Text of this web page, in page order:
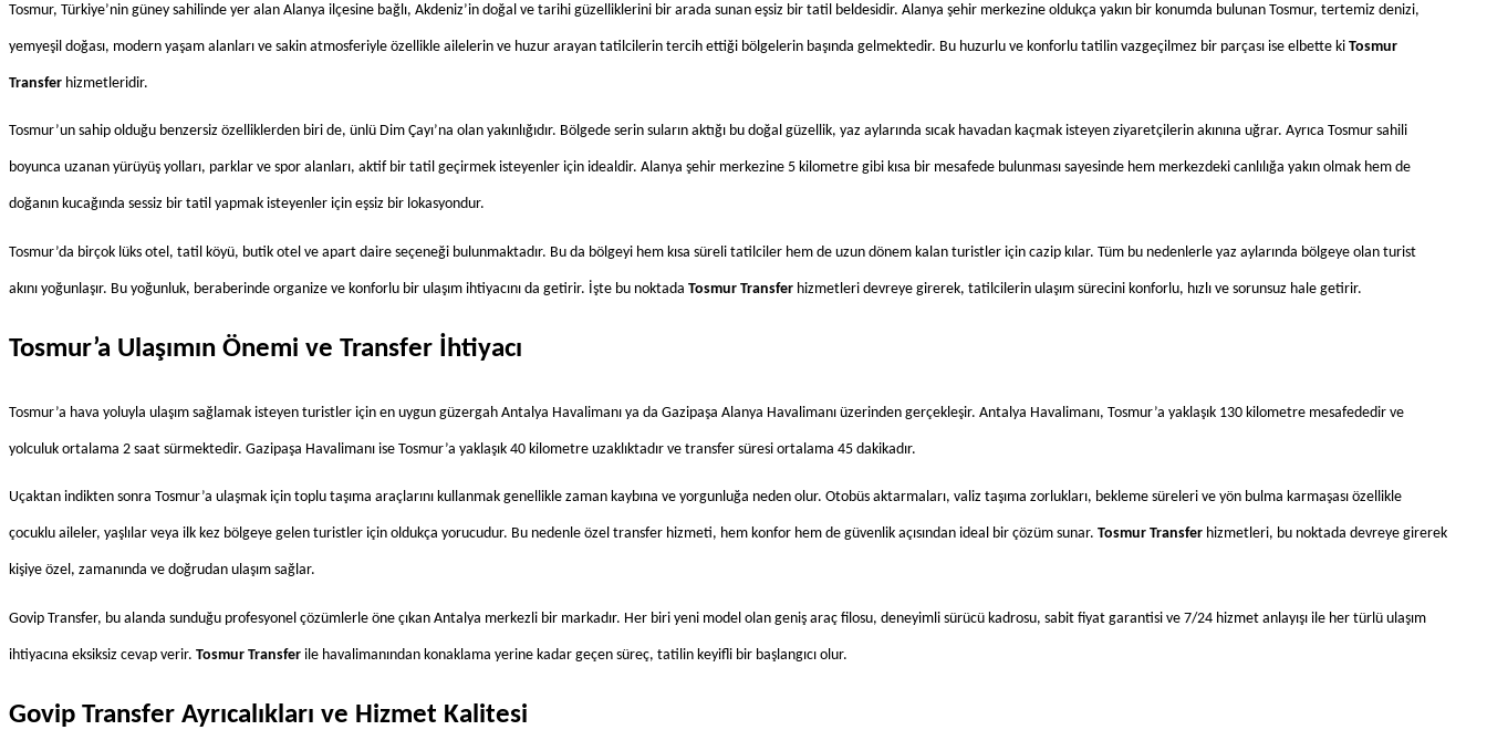
Tosmur, Türkiye’nin güney sahilinde yer alan Alanya ilçesine bağlı, Akdeniz’in doğal ve tarihi güzelliklerini bir arada sunan eşsiz bir tatil beldesidir. Alanya şehir merkezine oldukça yakın bir konumda bulunan Tosmur, tertemiz denizi,
yemyeşil doğası, modern yaşam alanları ve sakin atmosferiyle özellikle ailelerin ve huzur arayan tatilcilerin tercih ettiği bölgelerin başında gelmektedir. Bu huzurlu ve konforlu tatilin vazgeçilmez bir parçası ise elbette ki Tosmur
Transfer hizmetleridir.
Tosmur’un sahip olduğu benzersiz özelliklerden biri de, ünlü Dim Çayı’na olan yakınlığıdır. Bölgede serin suların aktığı bu doğal güzellik, yaz aylarında sıcak havadan kaçmak isteyen ziyaretçilerin akınına uğrar. Ayrıca Tosmur sahili
boyunca uzanan yürüyüş yolları, parklar ve spor alanları, aktif bir tatil geçirmek isteyenler için idealdir. Alanya şehir merkezine 5 kilometre gibi kısa bir mesafede bulunması sayesinde hem merkezdeki canlılığa yakın olmak hem de
doğanın kucağında sessiz bir tatil yapmak isteyenler için eşsiz bir lokasyondur.
Tosmur’da birçok lüks otel, tatil köyü, butik otel ve apart daire seçeneği bulunmaktadır. Bu da bölgeyi hem kısa süreli tatilciler hem de uzun dönem kalan turistler için cazip kılar. Tüm bu nedenlerle yaz aylarında bölgeye olan turist
akını yoğunlaşır. Bu yoğunluk, beraberinde organize ve konforlu bir ulaşım ihtiyacını da getirir. İşte bu noktada Tosmur Transfer hizmetleri devreye girerek, tatilcilerin ulaşım sürecini konforlu, hızlı ve sorunsuz hale getirir.
Tosmur’a Ulaşımın Önemi ve Transfer İhtiyacı
Tosmur’a hava yoluyla ulaşım sağlamak isteyen turistler için en uygun güzergah Antalya Havalimanı ya da Gazipaşa Alanya Havalimanı üzerinden gerçekleşir. Antalya Havalimanı, Tosmur’a yaklaşık 130 kilometre mesafededir ve
yolculuk ortalama 2 saat sürmektedir. Gazipaşa Havalimanı ise Tosmur’a yaklaşık 40 kilometre uzaklıktadır ve transfer süresi ortalama 45 dakikadır.
Uçaktan indikten sonra Tosmur’a ulaşmak için toplu taşıma araçlarını kullanmak genellikle zaman kaybına ve yorgunluğa neden olur. Otobüs aktarmaları, valiz taşıma zorlukları, bekleme süreleri ve yön bulma karmaşası özellikle
çocuklu aileler, yaşlılar veya ilk kez bölgeye gelen turistler için oldukça yorucudur. Bu nedenle özel transfer hizmeti, hem konfor hem de güvenlik açısından ideal bir çözüm sunar. Tosmur Transfer hizmetleri, bu noktada devreye girerek
kişiye özel, zamanında ve doğrudan ulaşım sağlar.
Govip Transfer, bu alanda sunduğu profesyonel çözümlerle öne çıkan Antalya merkezli bir markadır. Her biri yeni model olan geniş araç filosu, deneyimli sürücü kadrosu, sabit fiyat garantisi ve 7/24 hizmet anlayışı ile her türlü ulaşım
ihtiyacına eksiksiz cevap verir. Tosmur Transfer ile havalimanından konaklama yerine kadar geçen süreç, tatilin keyifli bir başlangıcı olur.
Govip Transfer Ayrıcalıkları ve Hizmet Kalitesi